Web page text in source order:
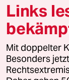
Links
Mit doppelter
Besonders